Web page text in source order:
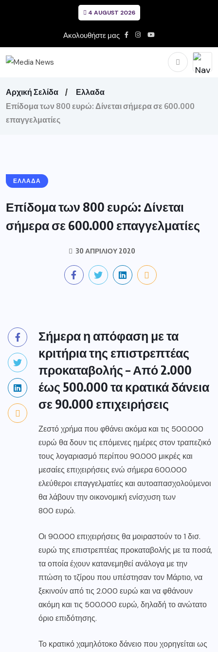
4 AUGUST 2026
Ακολουθήστε μας
Αρχική Σελίδα
Ελλαδα
Επίδομα των 800 ευρώ: Δίνεται σήμερα σε 600.000
επαγγελματίες
ΕΛΛΑΔΑ
Επίδομα των 800 ευρώ: Δίνεται
σήμερα σε 600.000 επαγγελματίες
30 ΑΠΡΙΛΊΟΥ 2020
Σήμερα η απόφαση με τα
κριτήρια της επιστρεπτέας
προκαταβολής – Από 2.000
έως 500.000 τα κρατικά δάνεια
σε 90.000 επιχειρήσεις
Ζεστό χρήμα που φθάνει ακόμα και τις 500.000
ευρώ θα δουν τις επόμενες ημέρες στον τραπεζικό
τους λογαριασμό περίπου 90.000 μικρές και
μεσαίες επιχειρήσεις ενώ σήμερα 600.000
ελεύθεροι επαγγελματίες και αυτοαπασχολούμενοι
θα λάβουν την οικονομική ενίσχυση των
800 ευρώ.
Οι 90.000 επιχειρήσεις θα μοιραστούν το 1 δισ.
ευρώ της επιστρεπτέας προκαταβολής με τα ποσά,
τα οποία έχουν κατανεμηθεί ανάλογα με την
πτώση το τζίρου που υπέστησαν τον Μάρτιο, να
ξεκινούν από τις 2.000 ευρώ και να φθάνουν
ακόμη και τις 500.000 ευρώ, δηλαδή το ανώτατο
όριο επιδότησης.
Το κρατικό χαμηλότοκο δάνειο που χορηγείται ως